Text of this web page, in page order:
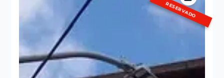
RESERVADO